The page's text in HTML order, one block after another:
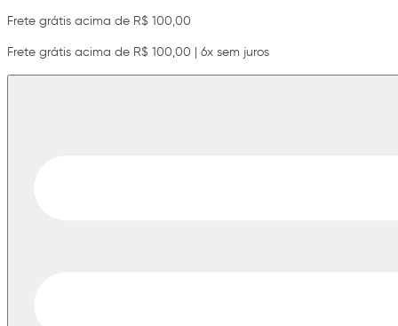
Frete grátis acima de R$ 100,00
Frete grátis acima de R$ 100,00 | 6x sem juros